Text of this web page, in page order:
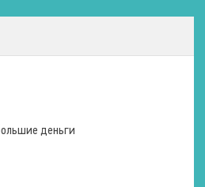
Общеоздоравливающий
деньги